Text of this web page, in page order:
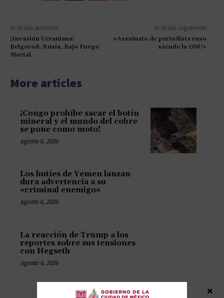
Artículo anterior
¡Invasión Ucraniana!
Belgorod, Rusia, Bajo Fuego
Mortal
Artículo siguiente
«Asesinato de periodista ruso
sacude la ONU»
More articles
¡Congo prohíbe sacar el botín
mineral y el mundo del cobre
se pone como moto!
agosto 6, 2026
Los hutíes de Yemen lanzan
dura advertencia a su
«criminal enemigo»
agosto 6, 2026
La reacción de Trump a los
reportes sobre sus tensiones
con Hegseth
agosto 6, 2026
×